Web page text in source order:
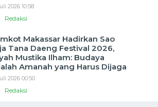
2026 10:58
Redaksi
Makassar Hadirkan Sao
Tana Daeng Festival 2026,
Mustika Ilham: Budaya
Amanah yang Harus Dijaga
2026 00:50
Redaksi